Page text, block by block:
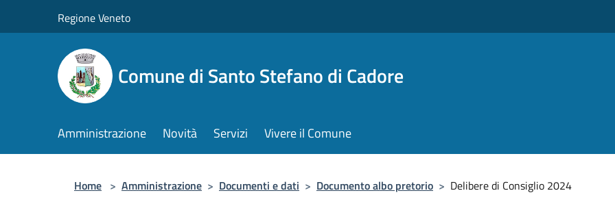
Regione Veneto
Comune di Santo Stefano di Cadore
Amministrazione Novità Servizi Vivere il Comune
Home > Amministrazione > Documenti e dati > Documento albo pretorio > Delibere di Consiglio 2024